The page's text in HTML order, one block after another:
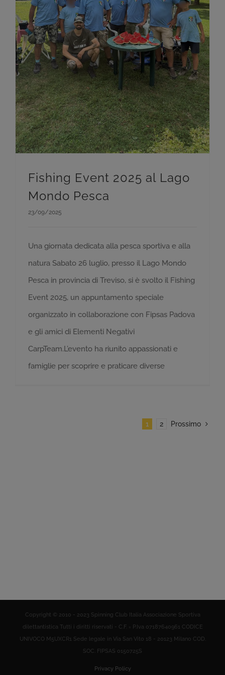
Fishing Event 2025 al Lago
Mondo Pesca
23/09/2025
Una giornata dedicata alla pesca sportiva e alla
natura Sabato 26 luglio, presso il Lago Mondo
Pesca in provincia di Treviso, si è svolto il Fishing
Event 2025, un appuntamento speciale
organizzato in collaborazione con Fipsas Padova
e gli amici di Elementi Negativi
CarpTeam.L’evento ha riunito appassionati e
famiglie per scoprire e praticare diverse
1 2 Prossimo
Copyright © 2010 - 2023 Spinning Club Italia Associazione Sportiva
dilettantistica Tutti i diritti riservati - C.F. = P.Iva 07187640961 CODICE
UNIVOCO M5UXCR1 Sede legale in Via San Vito 18 - 20123 Milano COD.
SOC. FIPSAS 0150725S
Privacy Policy